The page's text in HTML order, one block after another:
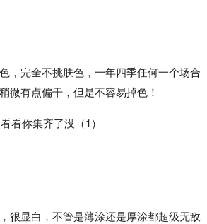
，完全不挑肤色，一年四季任何一个场合
微有点偏干，但是不容易掉色！
很显白，不管是薄涂还是厚涂都超级无敌